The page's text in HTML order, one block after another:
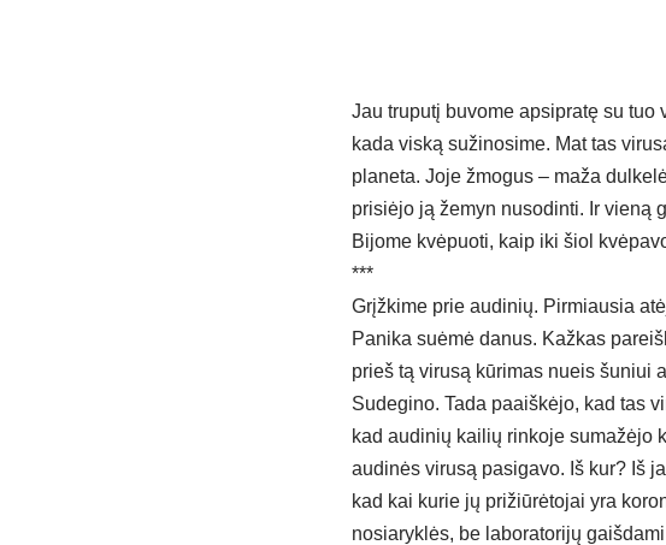
Jau truputį buvome apsipratę su
kada viską sužinosime. Mat tas
planeta. Joje žmogus – maža
prisiėjo ją žemyn nusodinti. Ir vieną
Bijome kvėpuoti, kaip iki šiol
***
Grįžkime prie audinių. Pirmiausia
Panika suėmė danus. Kažkas
prieš tą virusą kūrimas nueis šuniui
Sudegino. Tada paaiškėjo, kad tas
kad audinių kailių rinkoje sumažėjo
audinės virusą pasigavo. Iš kur? Iš
kad kai kurie jų prižiūrėtojai yra
nosiaryklės, be laboratorijų